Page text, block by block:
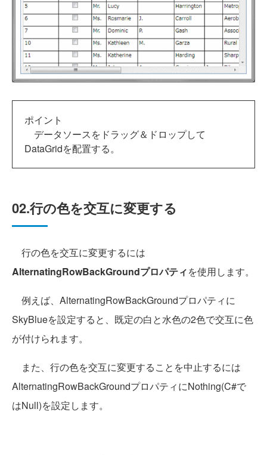
ポイント
データソースをドラッグ＆ドロップして
DataGridを配置する。
02.行の色を交互に変更する
行の色を交互に変更するには
AlternatingRowBackGroundプロパティを使用します。
例えば、AlternatingRowBackGroundプロパティに
SkyBlueを設定すると、既定の白と水色の2色で交互に色
が付けられます。
また、行の色を交互に変更することを中止するには
AlternatingRowBackGroundプロパティにNothing(C#で
はNull)を設定します。